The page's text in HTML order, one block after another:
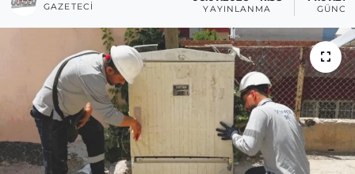
GAZETECI YAYINLANMA